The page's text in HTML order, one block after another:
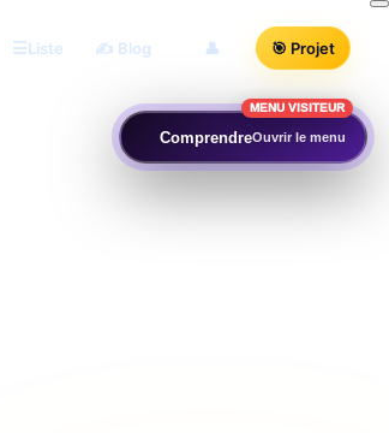
Liste ✍️ Blog 👤 🎯 Projet
MENU VISITEUR
ComprendreOuvrir le menu